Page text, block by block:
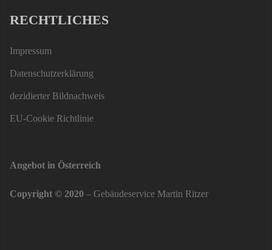
RECHTLICHES
Impressum
Datenschutzerklärung
dezidierter Bildnachweis
EU-Cookie Richtlinie
Angebot in Österreich
Copyright © 2020 – Gebäudeservice Martin Ritzer